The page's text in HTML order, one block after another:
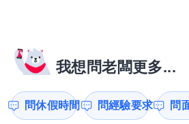
我想問老闆更多...
問休假時間 問經驗要求 問